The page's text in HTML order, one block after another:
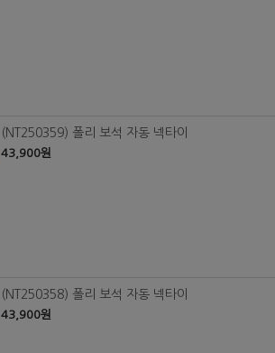
(NT250359) 폴리 보석 자동 넥타이
43,900원
(NT250358) 폴리 보석 자동 넥타이
43,900원